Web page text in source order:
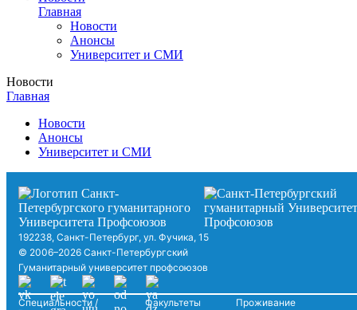
Главная
Новости
Анонсы
Университет и СМИ
Новости
Главная
Новости
Анонсы
Университет и СМИ
192238, Санкт-Петербург, ул. Фучика, 15
© 2006–2026 Санкт-Петербургский
Гуманитарный университет профсоюзов
Специальности /
Факультеты
Проживание